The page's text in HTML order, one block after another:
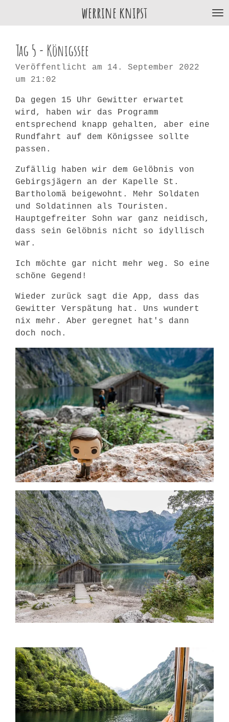
werrine knipst
Tag 5 - Königssee
Veröffentlicht am 14. September 2022
um 21:02
Da gegen 15 Uhr Gewitter erwartet
wird, haben wir das Programm
entsprechend knapp gehalten, aber eine
Rundfahrt auf dem Königssee sollte
passen.
Zufällig haben wir dem Gelöbnis von
Gebirgsjägern an der Kapelle St.
Bartholomä beigewohnt. Mehr Soldaten
und Soldatinnen als Touristen.
Hauptgefreiter Sohn war ganz neidisch,
dass sein Gelöbnis nicht so idyllisch
war.
Ich möchte gar nicht mehr weg. So eine
schöne Gegend!
Wieder zurück sagt die App, dass das
Gewitter Verspätung hat. Uns wundert
nix mehr. Aber geregnet hat's dann
doch noch.